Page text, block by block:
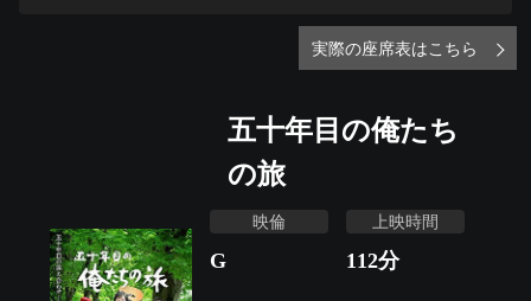
実際の座席表はこちら
五十年目の俺たち
の旅
映倫
G
上映時間
112分